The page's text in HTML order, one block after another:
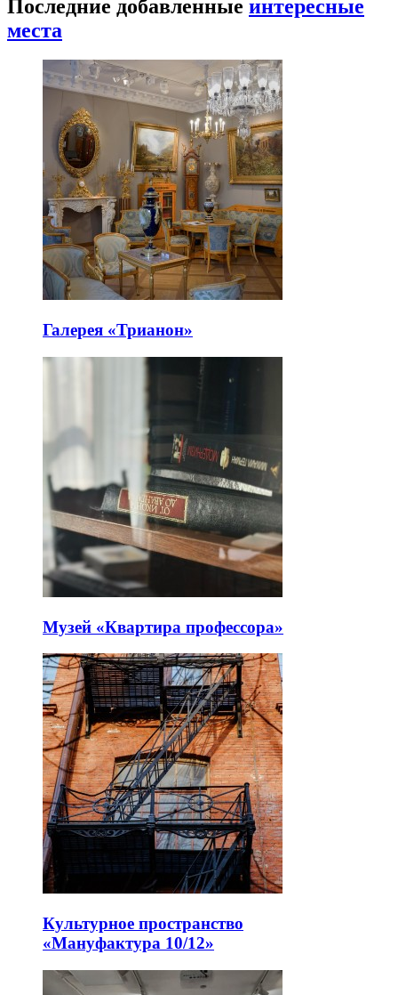
Последние добавленные интересные
места
Галерея «Трианон»
Музей «Квартира профессора»
Культурное пространство
«Мануфактура 10/12»